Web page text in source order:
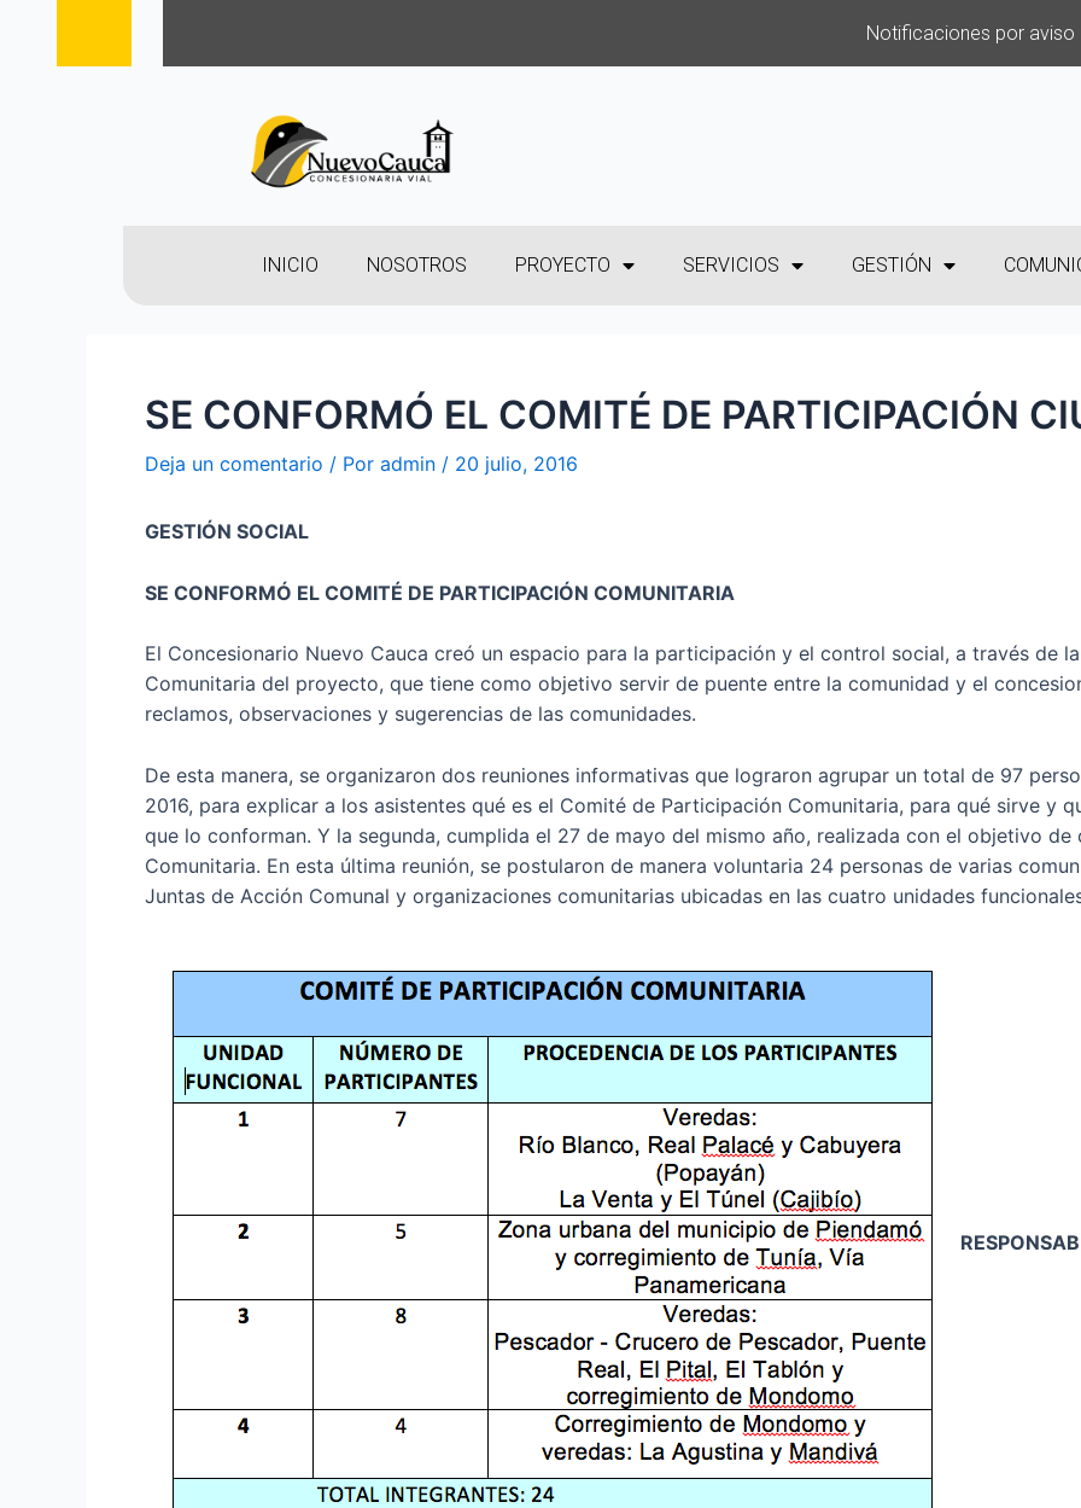
Notificaciones por aviso
INICIO NOSOTROS PROYECTO SERVICIOS GESTIÓN
SE CONFORMÓ EL COMITÉ DE PARTICIPACIÓN
Deja un comentario / Por admin / 20 julio, 2016
GESTIÓN SOCIAL
SE CONFORMÓ EL COMITÉ DE PARTICIPACIÓN COMUNITARIA
El Concesionario Nuevo Cauca creó un espacio para la participación y el control social, a través de
Comunitaria del proyecto, que tiene como objetivo servir de puente entre la comunidad y el
reclamos, observaciones y sugerencias de las comunidades.
De esta manera, se organizaron dos reuniones informativas que lograron agrupar un total de 97
2016, para explicar a los asistentes qué es el Comité de Participación Comunitaria, para qué sirve y
que lo conforman. Y la segunda, cumplida el 27 de mayo del mismo año, realizada con el objetivo
Comunitaria. En esta última reunión, se postularon de manera voluntaria 24 personas de varias
Juntas de Acción Comunal y organizaciones comunitarias ubicadas en las cuatro unidades